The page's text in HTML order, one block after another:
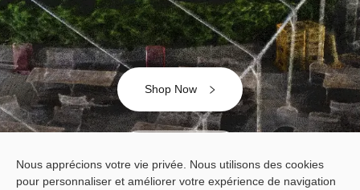
Shop Now
Nous apprécions votre vie privée. Nous utilisons des cookies
pour personnaliser et améliorer votre expérience de navigation